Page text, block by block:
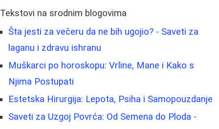
Tekstovi na srodnim blogovima
Šta jesti za večeru da ne bih ugojio? - Saveti za
laganu i zdravu ishranu
Muškarci po horoskopu: Vrline, Mane i Kako s
Njima Postupati
Estetska Hirurgija: Lepota, Psiha i Samopouzdanje
Saveti za Uzgoj Povrća: Od Semena do Ploda -